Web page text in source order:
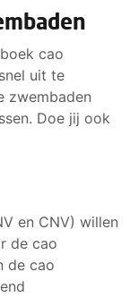
cao
uit te
zwembaden
Doe jij ook
en CNV) willen
de cao
de cao